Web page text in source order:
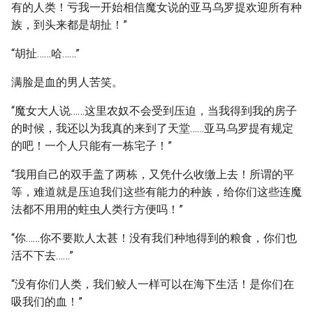
有的人类！亏我一开始相信魔女说的亚马乌罗提欢迎所有种
族，到头来都是胡扯！”
“胡扯……哈……”
满脸是血的男人苦笑。
“魔女大人说……这里农奴不会受到压迫，当我得到我的房子
的时候，我还以为我真的来到了天堂……亚马乌罗提有规定
的吧！一个人只能有一栋宅子！”
“我用自己的双手盖了两栋，又凭什么收缴上去！所谓的平
等，难道就是压迫我们这些有能力的种族，给你们这些连魔
法都不用用的蛀虫人类行方便吗！”
“你……你不要欺人太甚！没有我们种地得到的粮食，你们也
活不下去……”
“没有你们人类，我们鲛人一样可以在海下生活！是你们在
吸我们的血！”